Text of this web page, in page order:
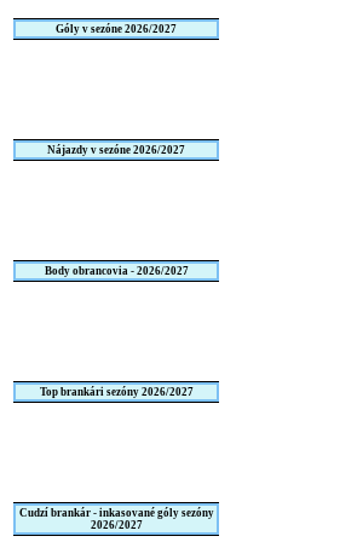
Góly v sezóne 2026/2027
Nájazdy v sezóne 2026/2027
Body obrancovia - 2026/2027
Top brankári sezóny 2026/2027
Cudzí brankár - inkasované góly sezóny
2026/2027